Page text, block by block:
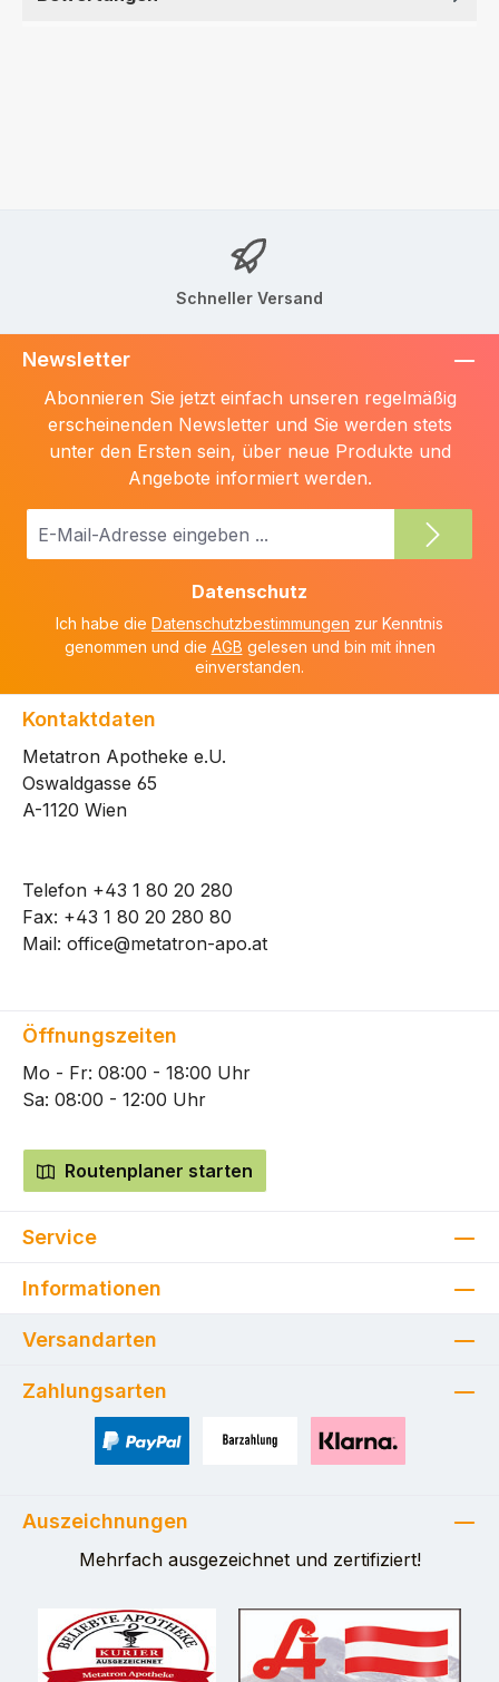
Schneller Versand
Newsletter
Abonnieren Sie jetzt einfach unseren regelmäßig
erscheinenden Newsletter und Sie werden stets
unter den Ersten sein, über neue Produkte und
Angebote informiert werden.
E-
Datenschutz
Ich habe die Datenschutzbestimmungen zur Kenntnis
genommen und die AGB gelesen und bin mit ihnen
einverstanden.
Kontaktdaten
Metatron Apotheke e.U.
Oswaldgasse 65
A-1120 Wien
Telefon +43 1 80 20 280
Fax: +43 1 80 20 280 80
Mail: office@metatron-apo.at
Öffnungszeiten
Mo - Fr: 08:00 - 18:00 Uhr
Sa: 08:00 - 12:00 Uhr
Routenplaner starten
Service
Informationen
Versandarten
Zahlungsarten
Auszeichnungen
Mehrfach ausgezeichnet und zertifiziert!